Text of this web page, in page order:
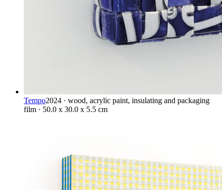
Tempo2024 · wood, acrylic paint, insulating and packaging
film · 50.0 x 30.0 x 5.5 cm